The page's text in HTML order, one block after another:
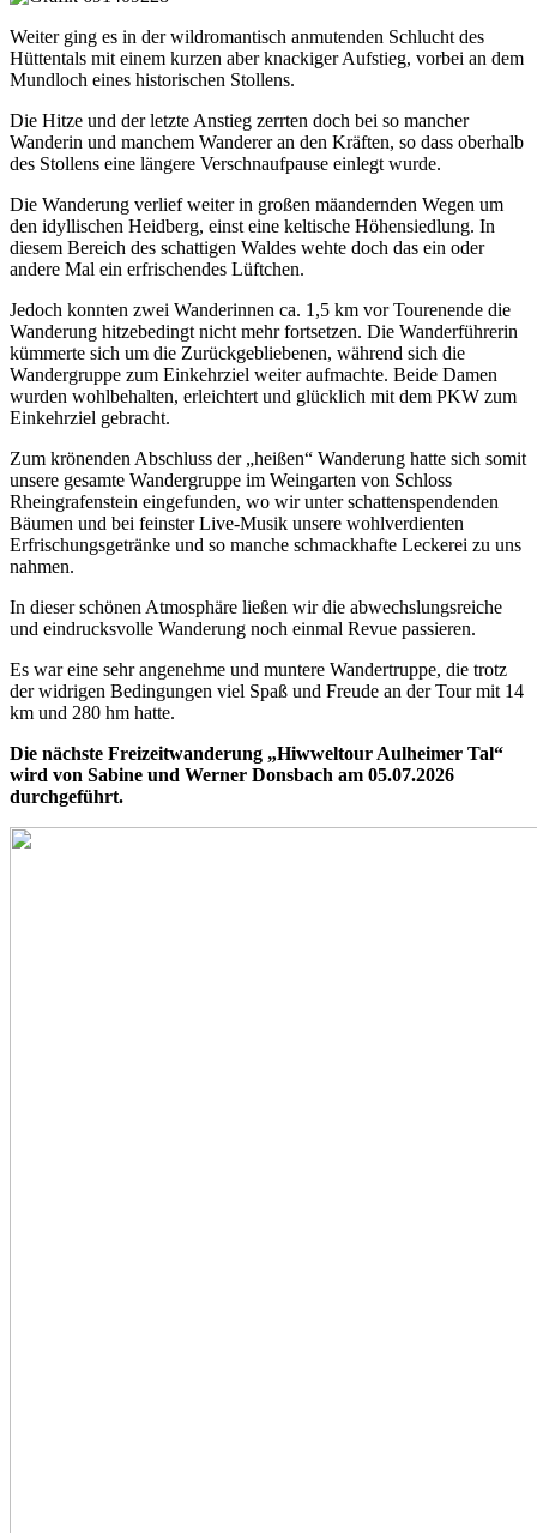
Weiter ging es in der wildromantisch anmutenden Schlucht des
Hüttentals mit einem kurzen aber knackiger Aufstieg, vorbei an dem
Mundloch eines historischen Stollens.
Die Hitze und der letzte Anstieg zerrten doch bei so mancher
Wanderin und manchem Wanderer an den Kräften, so dass oberhalb
des Stollens eine längere Verschnaufpause einlegt wurde.
Die Wanderung verlief weiter in großen mäandernden Wegen um
den idyllischen Heidberg, einst eine keltische Höhensiedlung. In
diesem Bereich des schattigen Waldes wehte doch das ein oder
andere Mal ein erfrischendes Lüftchen.
Jedoch konnten zwei Wanderinnen ca. 1,5 km vor Tourenende die
Wanderung hitzebedingt nicht mehr fortsetzen. Die Wanderführerin
kümmerte sich um die Zurückgebliebenen, während sich die
Wandergruppe zum Einkehrziel weiter aufmachte. Beide Damen
wurden wohlbehalten, erleichtert und glücklich mit dem PKW zum
Einkehrziel gebracht.
Zum krönenden Abschluss der „heißen“ Wanderung hatte sich somit
unsere gesamte Wandergruppe im Weingarten von Schloss
Rheingrafenstein eingefunden, wo wir unter schattenspendenden
Bäumen und bei feinster Live-Musik unsere wohlverdienten
Erfrischungsgetränke und so manche schmackhafte Leckerei zu uns
nahmen.
In dieser schönen Atmosphäre ließen wir die abwechslungsreiche
und eindrucksvolle Wanderung noch einmal Revue passieren.
Es war eine sehr angenehme und muntere Wandertruppe, die trotz
der widrigen Bedingungen viel Spaß und Freude an der Tour mit 14
km und 280 hm hatte.
Die nächste Freizeitwanderung „Hiwweltour Aulheimer Tal“
wird von Sabine und Werner Donsbach am 05.07.2026
durchgeführt.